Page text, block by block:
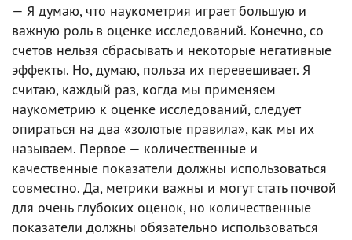
— Я думаю, что наукометрия играет большую и
важную роль в оценке исследований. Конечно, со
счетов нельзя сбрасывать и некоторые негативные
эффекты. Но, думаю, польза их перевешивает. Я
считаю, каждый раз, когда мы применяем
наукометрию к оценке исследований, следует
опираться на два «золотые правила», как мы их
называем. Первое — количественные и
качественные показатели должны использоваться
совместно. Да, метрики важны и могут стать почвой
для очень глубоких оценок, но количественные
показатели должны обязательно использоваться